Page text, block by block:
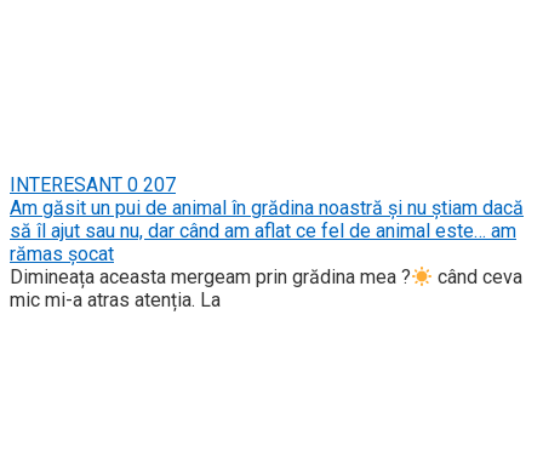
INTERESANT 0 207
Am găsit un pui de animal în grădina noastră și nu știam dacă
să îl ajut sau nu, dar când am aflat ce fel de animal este… am
rămas șocat
Dimineața aceasta mergeam prin grădina mea ?
când ceva
mic mi-a atras atenția. La